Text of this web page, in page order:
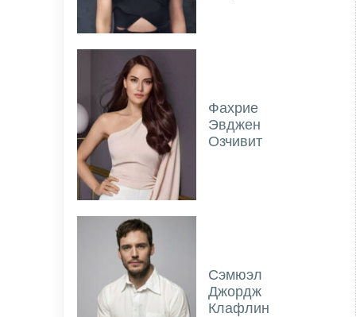
Фахрие
Эвджен
Озчивит
Сэмюэл
Джордж
Клафлин